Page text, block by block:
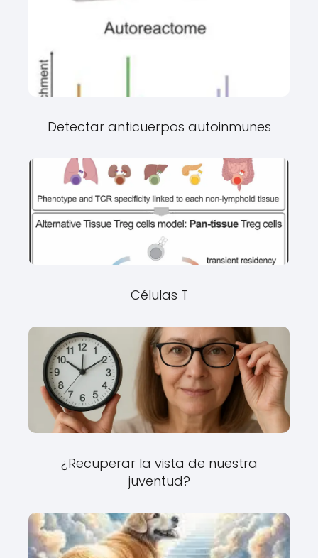
Detectar anticuerpos autoinmunes
Células T
¿Recuperar la vista de nuestra
juventud?